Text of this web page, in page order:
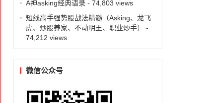
A神asking经典语录- 74,803 views
短线高手强势股战法精髓（Asking、龙飞
虎、炒股养家、不动明王、职业炒手）
-
74,212 views
微信公众号